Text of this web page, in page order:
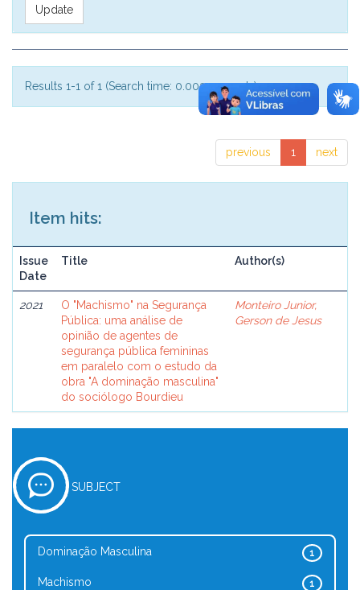
Results 1-1 of 1 (Search time: 0.003 seconds).
previous 1 next
Item hits:
Issue
Date
Title Author(s)
2021
O "Machismo" na Segurança
Pública: uma análise de
opinião de agentes de
segurança pública femininas
em paralelo com o estudo da
obra "A dominação masculina"
do sociólogo Bourdieu
Monteiro Junior,
Gerson de Jesus
SUBJECT
1
Dominação Masculina
1
Machismo